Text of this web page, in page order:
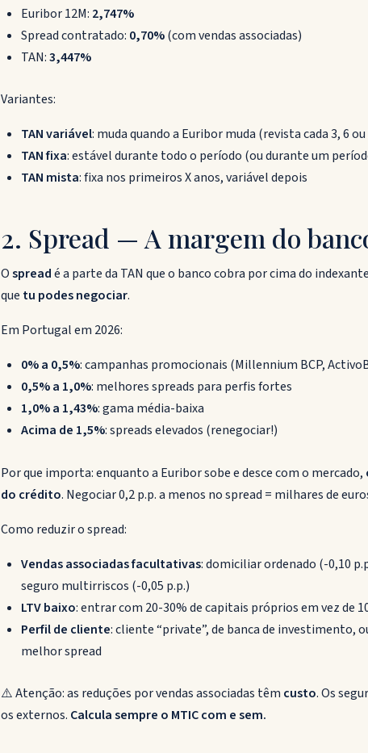
Euribor 12M: 2,747%
Spread contratado: 0,70%(com vendas associadas)
TAN:3,447%
Variantes:
TAN variável: muda quando a Euribor muda (revista cada 3, 6
TAN fixa: estável durante todo o período (ou durante um
TAN mista: fixa nos primeiros X anos, variável depois
2. Spread — A margem do
Ospreadé a parte da TAN que o banco cobra por cima do
que tu podes negociar.
Em Portugal em 2026:
0% a 0,5%: campanhas promocionais (Millennium BCP,
0,5% a 1,0%: melhores spreads para perfis fortes
1,0% a 1,43%: gama média-baixa
Acima de 1,5%: spreads elevados (renegociar!)
Por que importa: enquanto a Euribor sobe e desce com o mercado,
do crédito. Negociar 0,2 p.p. a menos no spread = milhares de
Como reduzir o spread:
Vendas associadas facultativas: domiciliar ordenado (-0,10
seguro multirriscos (-0,05 p.p.)
LTV baixo: entrar com 20-30% de capitais próprios em vez de
Perfil de cliente: cliente “private”, de banca de investimento,
melhor spread
⚠️ Atenção: as reduções por vendas associadas têm custo. Os
os externos. Calcula sempre o MTIC com e sem.